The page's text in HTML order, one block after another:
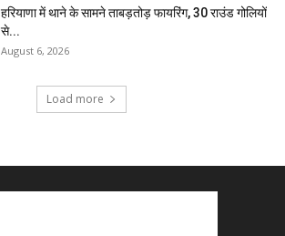
हरियाणा में थाने के सामने ताबड़तोड़ फायरिंग, 30 राउंड गोलियों
से...
August 6, 2026
Load more